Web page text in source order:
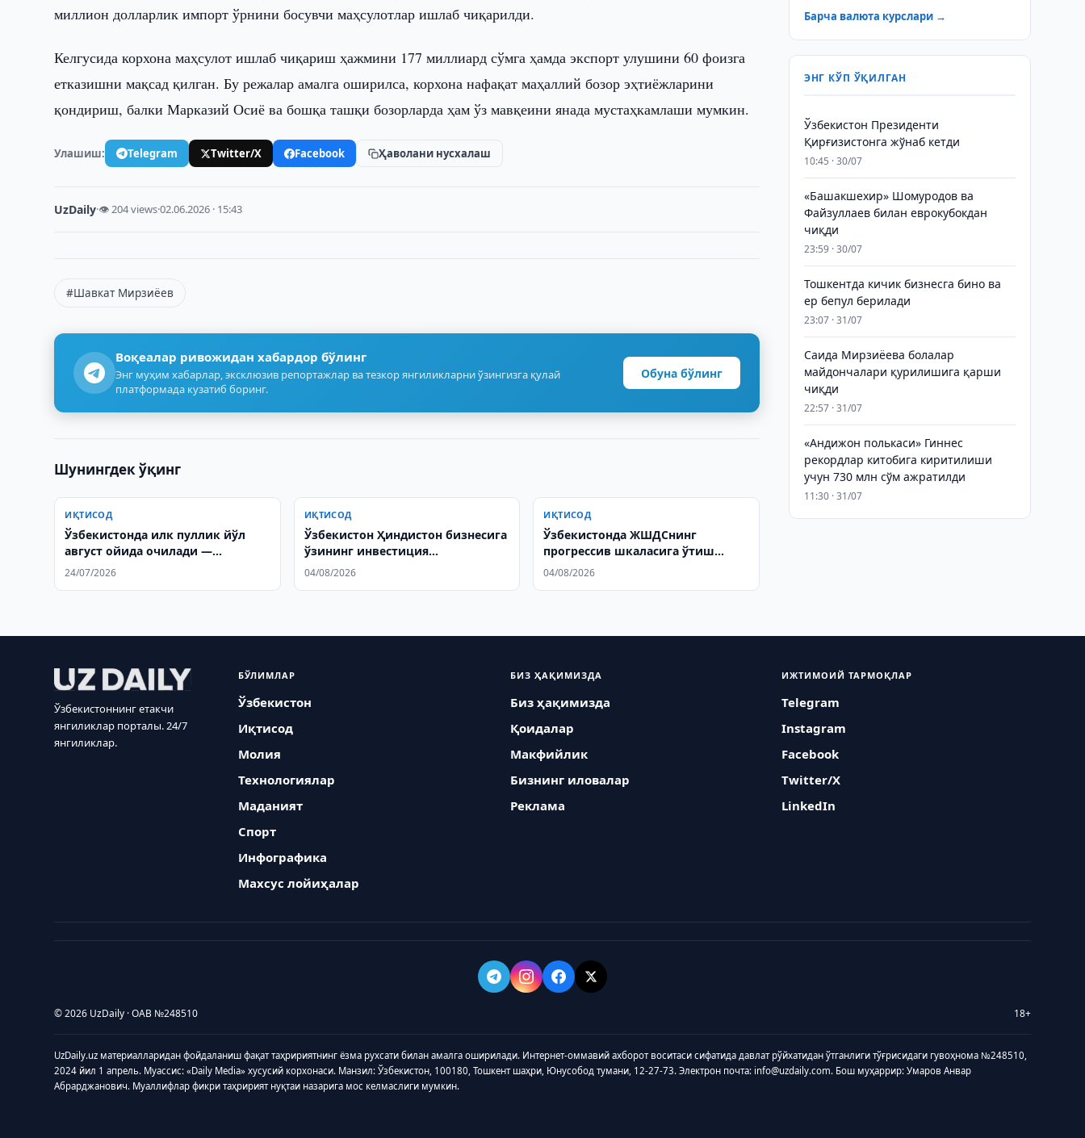
миллион долларлик импорт ўрнини босувчи маҳсулотлар ишлаб чиқарилди.
Келгусида корхона маҳсулот ишлаб чиқариш ҳажмини 177 миллиард сўмга ҳамда экспорт улушини 60 фоизга
етказишни мақсад қилган. Бу режалар амалга оширилса, корхона нафақат маҳаллий бозор эҳтиёжларини
қондириш, балки Марказий Осиё ва бошқа ташқи бозорларда ҳам ўз мавқеини янада мустаҳкамлаши мумкин.
Улашиш: Telegram Twitter/X Facebook Ҳаволани нусхалаш
UzDaily·👁 204 views·02.06.2026 · 15:43
#Шавкат Мирзиёев
Воқеалар ривожидан хабардор бўлинг
Энг муҳим хабарлар, эксклюзив репортажлар ва тезкор янгиликларни ўзингизга қулай
платформада кузатиб боринг.
Обуна бўлинг
Шунингдек ўқинг
ИҚТИСОД
Ўзбекистонда илк пуллик йўл
август ойида очилади —
Мирзиёев
24/07/2026
ИҚТИСОД
Ўзбекистон Ҳиндистон бизнесига
ўзининг инвестиция
салоҳиятини тақдим этди
04/08/2026
ИҚТИСОД
Ўзбекистонда ЖШДСнинг
прогрессив шкаласига ўтиш
таклиф қилинди
04/08/2026
Барча валюта курслари →
ЭНГ КЎП ЎҚИЛГАН
Ўзбекистон Президенти
Қирғизистонга жўнаб кетди
10:45 · 30/07
«Башакшехир» Шомуродов ва
Файзуллаев билан еврокубокдан
чиқди
23:59 · 30/07
Тошкентда кичик бизнесга бино ва
ер бепул берилади
23:07 · 31/07
Саида Мирзиёева болалар
майдончалари қурилишига қарши
чиқди
22:57 · 31/07
«Андижон полькаси» Гиннес
рекордлар китобига киритилиши
учун 730 млн сўм ажратилди
11:30 · 31/07
Ўзбекистоннинг етакчи
янгиликлар порталы. 24/7
янгиликлар.
БЎЛИМЛАР
Ўзбекистон
Иқтисод
Молия
Технологиялар
Маданият
Спорт
Инфографика
Махсус лойиҳалар
БИЗ ҲАҚИМИЗДА
Биз ҳақимизда
Қоидалар
Макфийлик
Бизнинг иловалар
Реклама
ИЖТИМОИЙ ТАРМОҚЛАР
Telegram
Instagram
Facebook
Twitter/X
LinkedIn
© 2026 UzDaily · ОАВ №248510 18+
UzDaily.uz материалларидан фойдаланиш фақат таҳририятнинг ёзма рухсати билан амалга оширилади. Интернет-оммавий ахборот воситаси сифатида давлат рўйхатидан ўтганлиги тўғрисидаги гувоҳнома №248510,
2024 йил 1 апрель. Муассис: «Daily Media» хусусий корхонаси. Манзил: Ўзбекистон, 100180, Тошкент шаҳри, Юнусобод тумани, 12-27-73. Электрон почта: info@uzdaily.com. Бош муҳаррир: Умаров Анвар
Абрарджанович. Муаллифлар фикри таҳририят нуқтаи назарига мос келмаслиги мумкин.